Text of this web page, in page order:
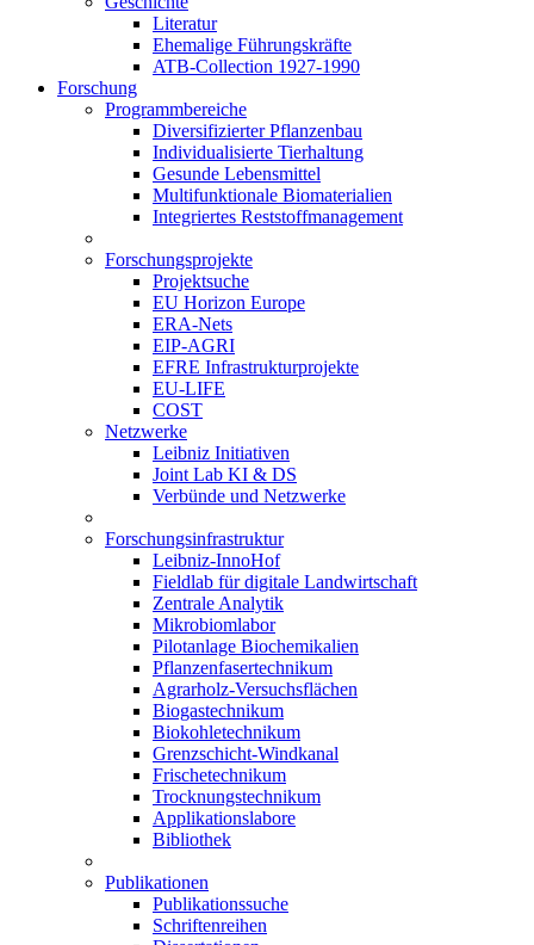
Literatur
Ehemalige Führungskräfte
ATB-Collection 1927-1990
Forschung
Programmbereiche
Diversifizierter Pflanzenbau
Individualisierte Tierhaltung
Gesunde Lebensmittel
Multifunktionale Biomaterialien
Integriertes Reststoffmanagement
Forschungsprojekte
Projektsuche
EU Horizon Europe
ERA-Nets
EIP-AGRI
EFRE Infrastrukturprojekte
EU-LIFE
COST
Netzwerke
Leibniz Initiativen
Joint Lab KI & DS
Verbünde und Netzwerke
Forschungsinfrastruktur
Leibniz-InnoHof
Fieldlab für digitale Landwirtschaft
Zentrale Analytik
Mikrobiomlabor
Pilotanlage Biochemikalien
Pflanzenfasertechnikum
Agrarholz-Versuchsflächen
Biogastechnikum
Biokohletechnikum
Grenzschicht-Windkanal
Frischetechnikum
Trocknungstechnikum
Applikationslabore
Bibliothek
Publikationen
Publikationssuche
Schriftenreihen